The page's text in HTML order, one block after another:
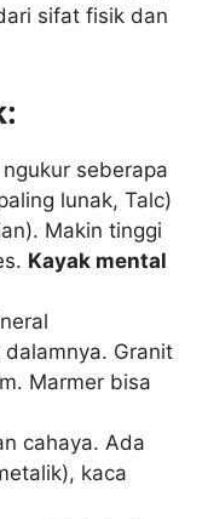
sifat fisik dan
ngukur seberapa
lunak, Talc)
Makin tinggi
Kayak mental
Granit
Marmer bisa
cahaya. Ada
kaca